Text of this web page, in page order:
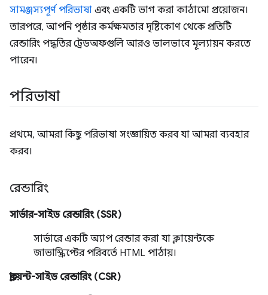
সামঞ্জস্যপূর্ণ পরিভাষা এবং একটি ভাগ করা কাঠামো প্রয়োজন।
তারপরে, আপনি পৃষ্ঠার কর্মক্ষমতার দৃষ্টিকোণ থেকে প্রতিটি
রেন্ডারিং পদ্ধতির ট্রেডঅফগুলি আরও ভালভাবে মূল্যায়ন করতে
পারেন।
পরিভাষা
প্রথমে, আমরা কিছু পরিভাষা সংজ্ঞায়িত করব যা আমরা ব্যবহার
করব।
রেন্ডারিং
সার্ভার-সাইড রেন্ডারিং (SSR)
সার্ভারে একটি অ্যাপ রেন্ডার করা যা ক্লায়েন্টকে
জাভাস্ক্রিপ্টের পরিবর্তে HTML পাঠায়।
ক্লায়েন্ট-সাইড রেন্ডারিং (CSR)